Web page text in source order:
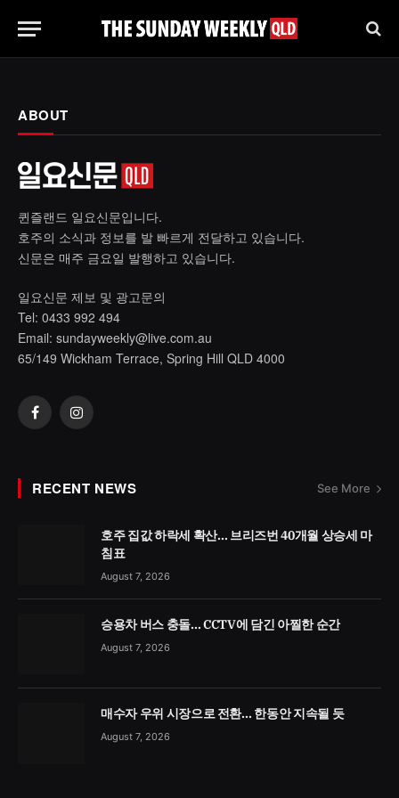
ABOUT
퀸즐랜드 일요신문입니다.
호주의 소식과 정보를 발 빠르게 전달하고 있습니다.
신문은 매주 금요일 발행하고 있습니다.
일요신문 제보 및 광고문의
Tel: 0433 992 494
Email: sundayweekly@live.com.au
65/149 Wickham Terrace, Spring Hill QLD 4000
FacebookInstagram
RECENT NEWS See More
호주 집값 하락세 확산… 브리즈번 40개월 상승세 마
침표
August 7, 2026
승용차 버스 충돌… CCTV에 담긴 아찔한 순간
August 7, 2026
매수자 우위 시장으로 전환… 한동안 지속될 듯
August 7, 2026